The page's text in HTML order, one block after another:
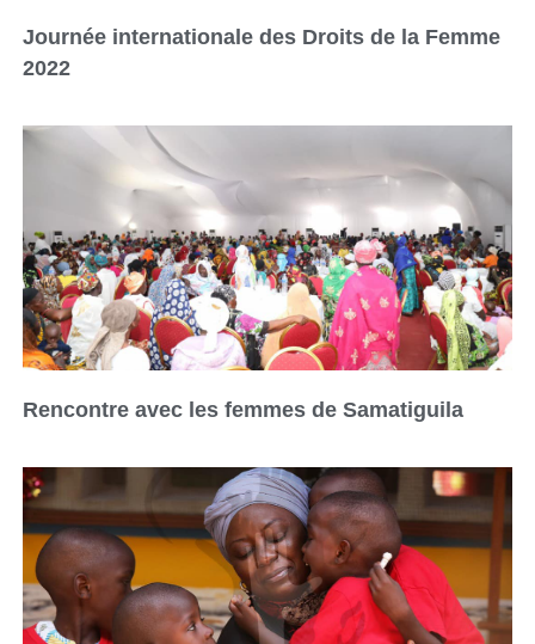
Journée internationale des Droits de la Femme
2022
Rencontre avec les femmes de Samatiguila